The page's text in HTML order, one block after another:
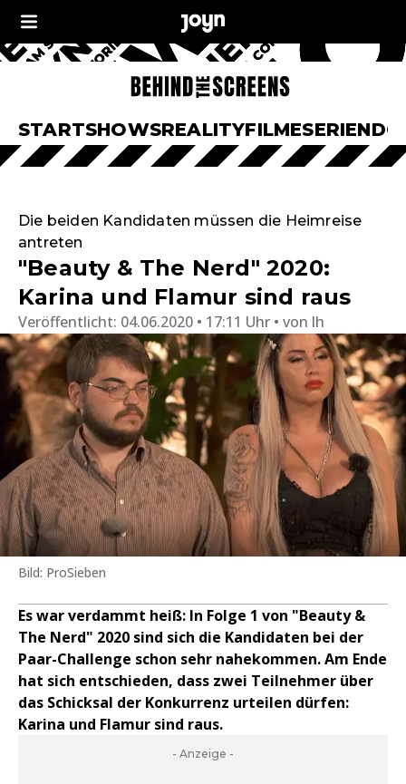
STARTSHOWSREALITYFILMESERIEN
Die beiden Kandidaten müssen die Heimreise
antreten
"Beauty & The Nerd" 2020:
Karina und Flamur sind raus
Veröffentlicht: 04.06.2020 • 17:11 Uhr von lh
Bild: ProSieben
Es war verdammt heiß: In Folge 1 von "Beauty &
The Nerd" 2020 sind sich die Kandidaten bei der
Paar-Challenge schon sehr nahekommen. Am Ende
hat sich entschieden, dass zwei Teilnehmer über
das Schicksal der Konkurrenz urteilen dürfen:
Karina und Flamur sind raus.
- Anzeige -